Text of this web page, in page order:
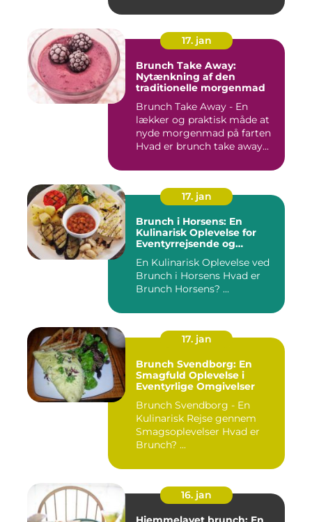
17. jan
Brunch Take Away:
Nytænkning af den
traditionelle morgenmad
Brunch Take Away - En
lækker og praktisk måde at
nyde morgenmad på farten
Hvad er brunch take away...
17. jan
Brunch i Horsens: En
Kulinarisk Oplevelse for
Eventyrrejsende og
En Kulinarisk Oplevelse ved
Brunch i Horsens Hvad er
Brunch Horsens? ...
17. jan
Brunch Svendborg: En
Smagfuld Oplevelse i
Eventyrlige Omgivelser
Brunch Svendborg - En
Kulinarisk Rejse gennem
Smagsoplevelser Hvad er
Brunch? ...
16. jan